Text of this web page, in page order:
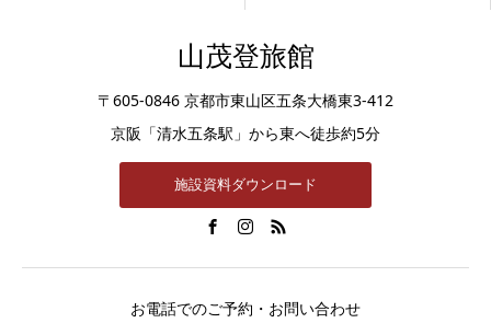
山茂登旅館
〒605-0846 京都市東山区五条大橋東3-412
京阪「清水五条駅」から東へ徒歩約5分
施設資料ダウンロード
お電話でのご予約・お問い合わせ